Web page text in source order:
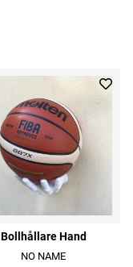
Bollhållare Hand
NO NAME